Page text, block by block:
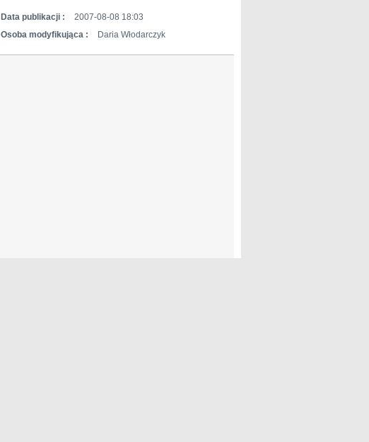
Data publikacji :
2007-08-08 18:03
Osoba modyfikująca : Daria Włodarczyk